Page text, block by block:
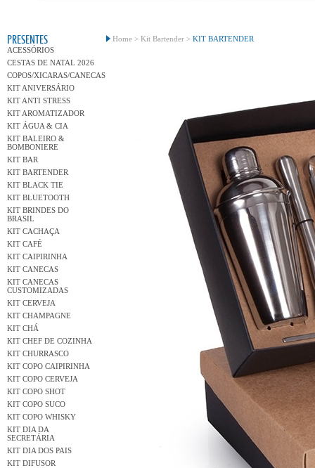
PRESENTES
ACESSÓRIOS
CESTAS DE NATAL 2026
COPOS/XICARAS/CANECAS
KIT ANIVERSÁRIO
KIT ANTI STRESS
KIT AROMATIZADOR
KIT ÁGUA & CIA
KIT BALEIRO &
BOMBONIERE
KIT BAR
KIT BARTENDER
KIT BLACK TIE
KIT BLUETOOTH
KIT BRINDES DO
BRASIL
KIT CACHAÇA
KIT CAFÉ
KIT CAIPIRINHA
KIT CANECAS
KIT CANECAS
CUSTOMIZADAS
KIT CERVEJA
KIT CHAMPAGNE
KIT CHÁ
KIT CHEF DE COZINHA
KIT CHURRASCO
KIT COPO CAIPIRINHA
KIT COPO CERVEJA
KIT COPO SHOT
KIT COPO SUCO
KIT COPO WHISKY
KIT DIA DA
SECRETÁRIA
KIT DIA DOS PAIS
KIT DIFUSOR
Home > Kit Bartender > KIT BARTENDER